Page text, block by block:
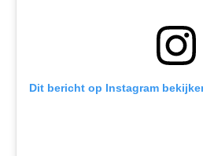
Dit bericht op Instagram